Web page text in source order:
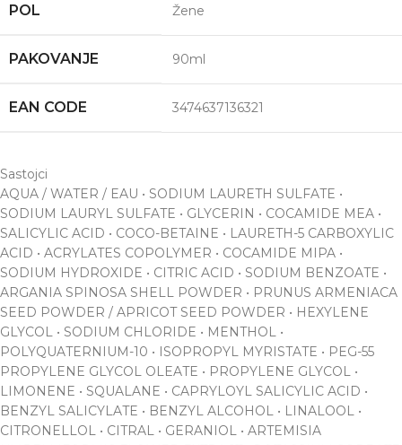
POL Žene
PAKOVANJE 90ml
EAN CODE 3474637136321
Sastojci
AQUA / WATER / EAU • SODIUM LAURETH SULFATE •
SODIUM LAURYL SULFATE • GLYCERIN • COCAMIDE MEA •
SALICYLIC ACID • COCO-BETAINE • LAURETH-5 CARBOXYLIC
ACID • ACRYLATES COPOLYMER • COCAMIDE MIPA •
SODIUM HYDROXIDE • CITRIC ACID • SODIUM BENZOATE •
ARGANIA SPINOSA SHELL POWDER • PRUNUS ARMENIACA
SEED POWDER / APRICOT SEED POWDER • HEXYLENE
GLYCOL • SODIUM CHLORIDE • MENTHOL •
POLYQUATERNIUM-10 • ISOPROPYL MYRISTATE • PEG-55
PROPYLENE GLYCOL OLEATE • PROPYLENE GLYCOL •
LIMONENE • SQUALANE • CAPRYLOYL SALICYLIC ACID •
BENZYL SALICYLATE • BENZYL ALCOHOL • LINALOOL •
CITRONELLOL • CITRAL • GERANIOL • ARTEMISIA